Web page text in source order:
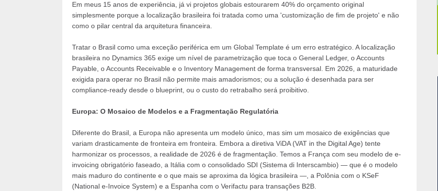
Em meus 15 anos de experiência, já vi projetos globais estourarem 40% do orçamento original
simplesmente porque a localização brasileira foi tratada como uma 'customização de fim de projeto' e não
como o pilar central da arquitetura financeira.
Tratar o Brasil como uma exceção periférica em um Global Template é um erro estratégico. A localização
brasileira no Dynamics 365 exige um nível de parametrização que toca o General Ledger, o Accounts
Payable, o Accounts Receivable e o Inventory Management de forma transversal. Em 2026, a maturidade
exigida para operar no Brasil não permite mais amadorismos; ou a solução é desenhada para ser
compliance-ready desde o blueprint, ou o custo do retrabalho será proibitivo.
Europa: O Mosaico de Modelos e a Fragmentação Regulatória
Diferente do Brasil, a Europa não apresenta um modelo único, mas sim um mosaico de exigências que
variam drasticamente de fronteira em fronteira. Embora a diretiva ViDA (VAT in the Digital Age) tente
harmonizar os processos, a realidade de 2026 é de fragmentação. Temos a França com seu modelo de e-
invoicing obrigatório faseado, a Itália com o consolidado SDI (Sistema di Interscambio) — que é o modelo
mais maduro do continente e o que mais se aproxima da lógica brasileira —, a Polônia com o KSeF
(National e-Invoice System) e a Espanha com o Verifactu para transações B2B.